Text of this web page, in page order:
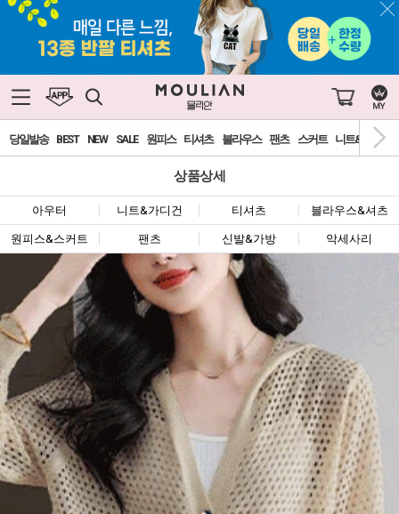
당일발송 BEST NEW SALE 원피스 티셔츠 블라우스 팬츠 스커트 니트&가디건
상품상세
아우터 니트&가디건 티셔츠 블라우스&셔츠
원피스&스커트 팬츠 신발&가방 악세사리